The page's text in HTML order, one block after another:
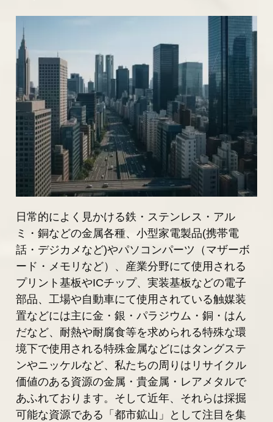
日常的によく見かける鉄・ステンレス・アル
ミ・銅などの金属各種、小型家電製品(携帯電
話・デジカメなど)やパソコンパーツ（マザーボ
ード・メモリなど）、産業分野にて使用される
プリント基板やICチップ、実装基板などの電子
部品、工場や自動車にて使用されている触媒装
置などには主に金・銀・パラジウム・銅・はん
だなど、耐熱や耐腐食等を求められる特殊な環
境下で使用される特殊金属などにはタングステ
ンやニッケルなど、私たちの周りはリサイクル
価値のある資源の金属・貴金属・レアメタルで
あふれております。そして近年、それらは採掘
可能な資源である「都市鉱山」として注目を集